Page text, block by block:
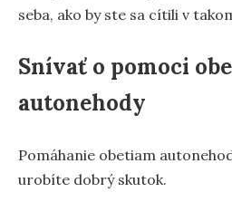
seba, ako by ste sa cítili v
Snívať o pomoci
autonehody
Pomáhanie obetiam
urobíte dobrý skutok.